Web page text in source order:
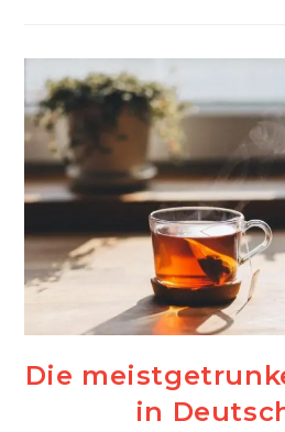
Die
in